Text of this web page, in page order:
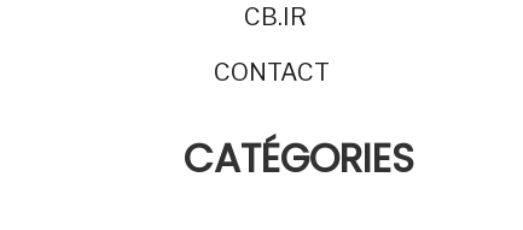
CB.IR
CONTACT
CATÉGORIES